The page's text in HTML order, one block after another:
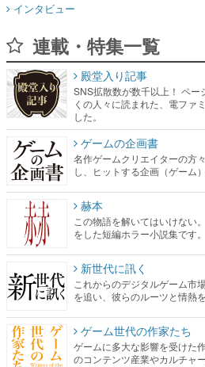
インタビュー
連載・特集一覧
殿堂入り記事
SNS拡散数が数千以上！ ペー
くの人々に読まれた、電ファ
した。
ゲームの企画書
名作ゲームクリエイターの方
し、ヒットする企画（ゲーム
赫本
この物語を解いてはいけない
をした短編ホラー小説集です。
新世代に訊く
これからのデジタルゲーム市
を追い、彼らのルーツと情熱
ゲーム世代の作家たち
ゲームに多大な影響を受けた
のコンテンツ産業やカルチャ